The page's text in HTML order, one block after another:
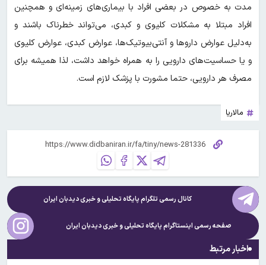
مدت به خصوص در بعضی افراد با بیماری‌های زمینه‌ای و همچنین
افراد مبتلا به مشکلات کلیوی و کبدی، می‌تواند خطرناک باشند و
به‌دلیل عوارض داروها و آنتی‌بیوتیک‌ها، عوارض کبدی، عوارض کلیوی‌
و یا حساسیت‌های دارویی را به همراه خواهد داشت، لذا همیشه برای
مصرف هر دارویی، حتما مشورت با پزشک لازم است.
مالاریا
کانال رسمی تلگرام پایگاه تحلیلی و خبریدیدبان ایران
صفحه رسمی اینستاگرام پایگاه تحلیلی و خبریدیدبان ایران
اخبار مرتبط